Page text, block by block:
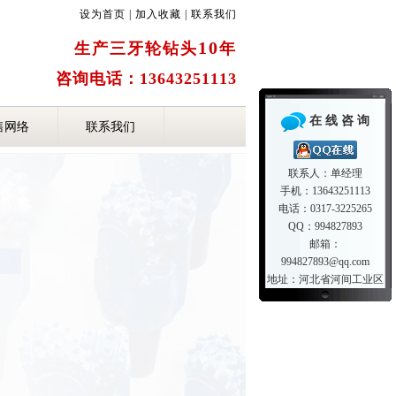
设为首页 加入收藏 联系我们
生产三牙轮钻头10年
咨询电话：13643251113
网络 联系我们 在 线 咨 询
联系人：单经理
手机：13643251113
电话：0317-3225265
QQ：994827893
邮箱：
994827893@qq.com
地址：河北省河间工业区